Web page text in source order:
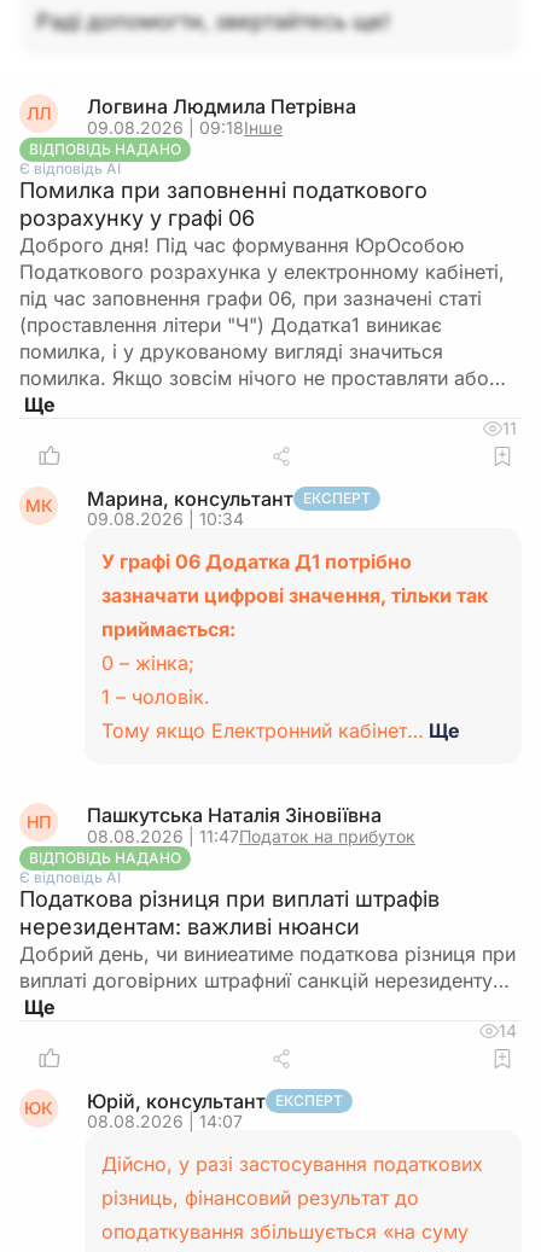
Раді допомогти, звертайтесь ще!
ЛЛ Логвина Людмила Петрівна
09.08.2026 | 09:18Інше
ВІДПОВІДЬ НАДАНО
Є відповідь АІ
Помилка при заповненні податкового
розрахунку у графі 06
Доброго дня! Під час формування ЮрОсобою
Податкового розрахунка у електронному кабінеті,
під час заповнення графи 06, при зазначені статі
(проставлення літери "Ч") Додатка1 виникає
помилка, і у друкованому вигляді значиться
помилка. Якщо зовсім нічого не проставляти або…
11
МК Марина, консультант ЕКСПЕРТ
09.08.2026 | 10:34
У графі 06 Додатка Д1 потрібно
зазначати цифрові значення, тільки так
приймається:
0 – жінка;
1 – чоловік.
Тому якщо Електронний кабінет… Ще
НП Пашкутська Наталія Зіновіївна
08.08.2026 | 11:47Податок на прибуток
ВІДПОВІДЬ НАДАНО
Є відповідь АІ
Податкова різниця при виплаті штрафів
нерезидентам: важливі нюанси
Добрий день, чи виниеатиме податкова різниця при
виплаті договірних штрафниї санкцій нерезиденту…
14
ЮК Юрій, консультант ЕКСПЕРТ
08.08.2026 | 14:07
Дійсно, у разі застосування податкових
різниць, фінансовий результат до
оподаткування збільшується «на суму